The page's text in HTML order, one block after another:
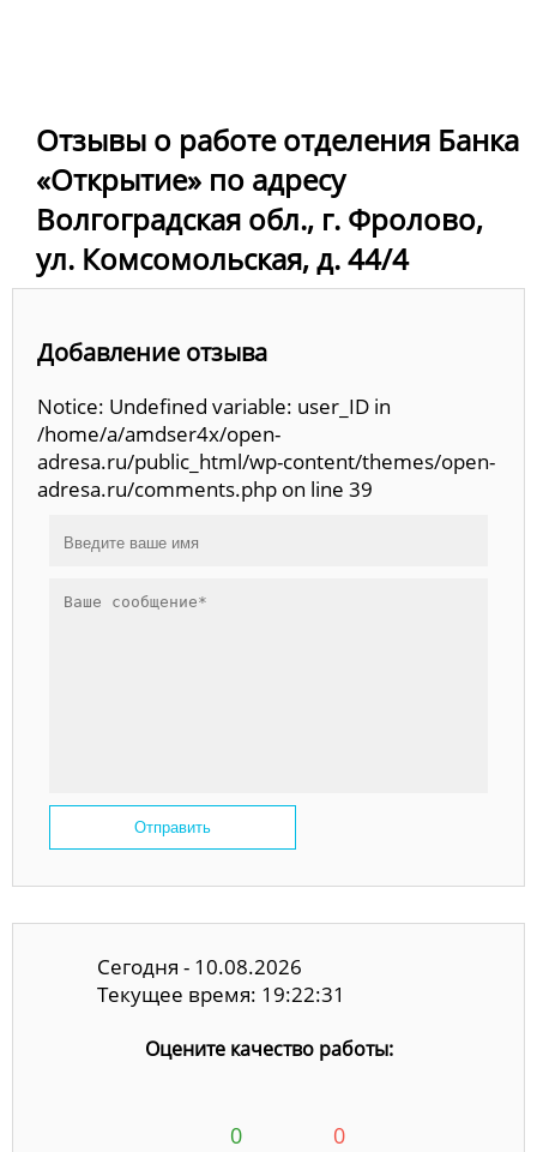
Отзывы о работе отделения Банка
«Открытие» по адресу
Волгоградская обл., г. Фролово,
ул. Комсомольская, д. 44/4
Добавление отзыва
Notice: Undefined variable: user_ID in
/home/a/amdser4x/open-
adresa.ru/public_html/wp-content/themes/open-
adresa.ru/comments.php on line 39
Отправить
Сегодня - 10.08.2026
Текущее время: 19:22:31
Оцените качество работы:
0 0